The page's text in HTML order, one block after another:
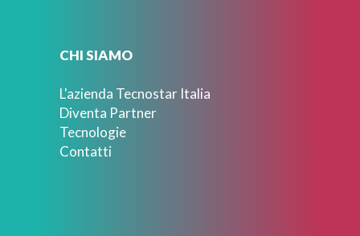
CHI SIAMO
L'azienda Tecnostar Italia
Diventa Partner
Tecnologie
Contatti